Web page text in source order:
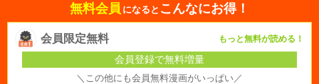
無料会員 になると こんなにお得！
会員限定無料 もっと無料が読める！
会員登録で無料増量
＼この他にも会員無料漫画がいっぱい／